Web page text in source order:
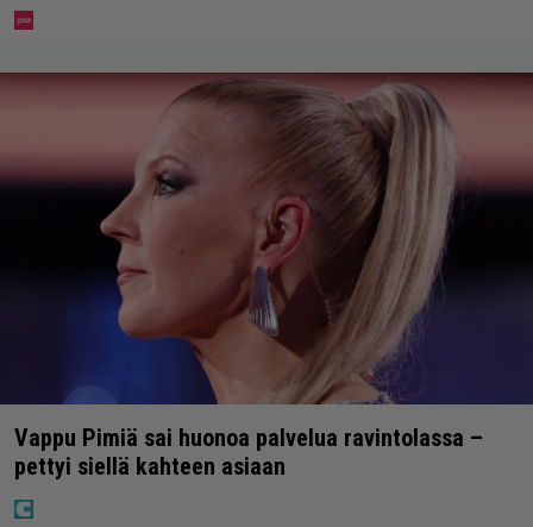
Vappu Pimiä sai huonoa palvelua ravintolassa –
pettyi siellä kahteen asiaan